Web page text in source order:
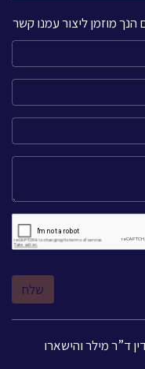
מוזמן ליצור עמנו קשר
ד”ר מילר והישארו